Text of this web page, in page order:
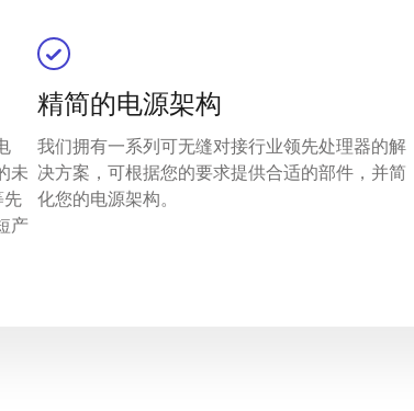
未
先
产
精简的电源架构
我们拥有一系列可无缝对接行业领先处理器的解
决方案，可根据您的要求提供合适的部件，并简
化您的电源架构。